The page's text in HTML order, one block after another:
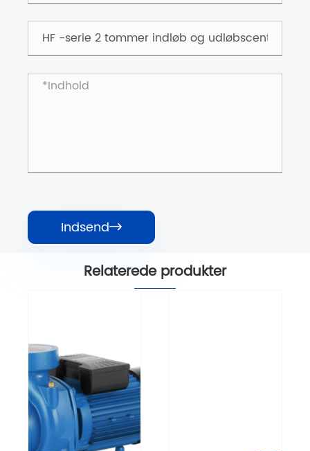
Indsend
Relaterede produkter